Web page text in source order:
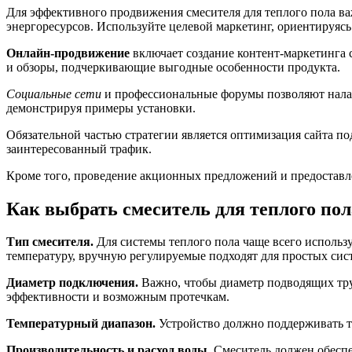
Для эффективного продвижения смесителя для теплого пола
энергоресурсов. Используйте целевой маркетинг,
Онлайн-продвижение включает создание контент-
и обзоры, подчеркивающие выгодные особенности продукта.
Социальные сети и профессиональные форумы позволяют
демонстрируя примеры установки.
Обязательной частью стратегии является оптимизация
заинтересованный трафик.
Кроме того, проведение акционных предложений и
Как выбрать смеситель для теплого
Тип смесителя. Для системы теплого пола чаще всего
температуру, вручную регулируемые подходят для простых
Диаметр подключения. Важно, чтобы диаметр подводящих
эффективности и возможным протечкам.
Температурный диапазон. Устройство должно поддерживать